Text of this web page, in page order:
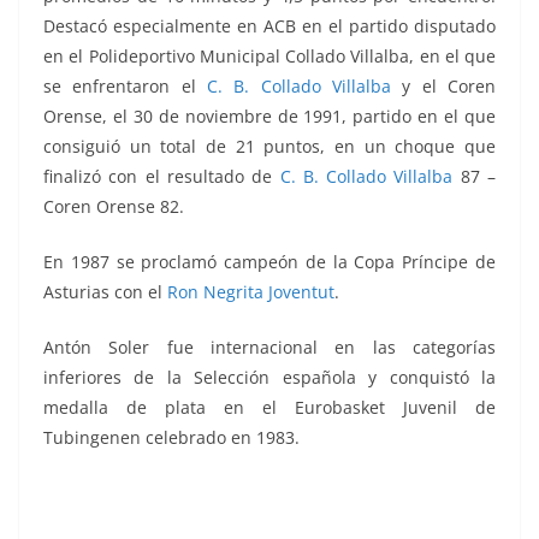
Destacó especialmente en ACB en el partido disputado
en el Polideportivo Municipal Collado Villalba, en el que
se enfrentaron el C. B. Collado Villalba y el Coren
Orense, el 30 de noviembre de 1991, partido en el que
consiguió un total de 21 puntos, en un choque que
finalizó con el resultado de C. B. Collado Villalba 87 –
Coren Orense 82.
En 1987 se proclamó campeón de la Copa Príncipe de
Asturias con el Ron Negrita Joventut.
Antón Soler fue internacional en las categorías
inferiores de la Selección española y conquistó la
medalla de plata en el Eurobasket Juvenil de
Tubingenen celebrado en 1983.